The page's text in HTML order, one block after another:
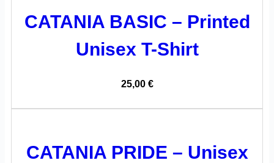
CATANIA BASIC – Printed
Unisex T-Shirt
25,00 €
CATANIA PRIDE – Unisex